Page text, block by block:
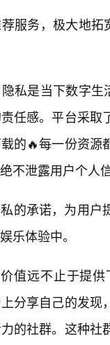
服务，极大地拓
私是当下数字生
任感。平台采
的🔥每一份资
不泄露用户个人
的承诺，为用户
乐体验中。
值远不止于提
分享自己的发
的社群。这种